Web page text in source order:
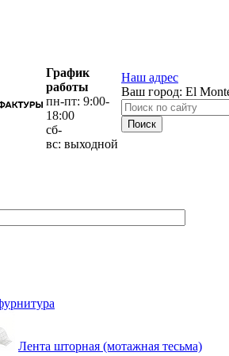
График
работы
пн-пт: 9:00-
18:00
сб-
вс: выходной
Наш адрес
Ваш город: El
Лента шторная (мотажная тесьма)